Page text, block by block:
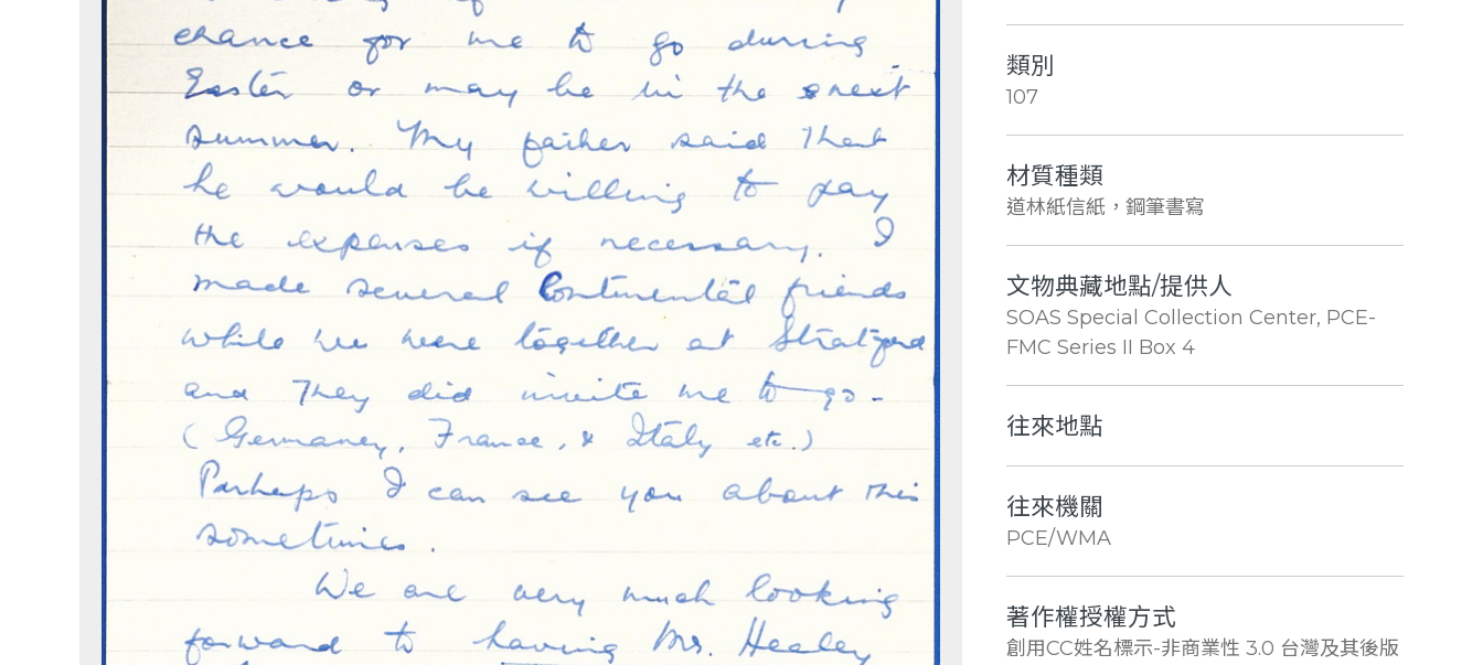
類別
107
材質種類
道林紙信紙，鋼筆書寫
文物典藏地點/提供人
SOAS Special Collection Center, PCE-
FMC Series II Box 4
往來地點
往來機關
PCE/WMA
著作權授權方式
創用CC姓名標示-非商業性 3.0 台灣及其後版